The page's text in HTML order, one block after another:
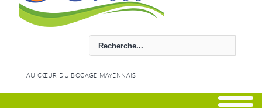
AU CŒUR DU BOCAGE MAYENNAIS